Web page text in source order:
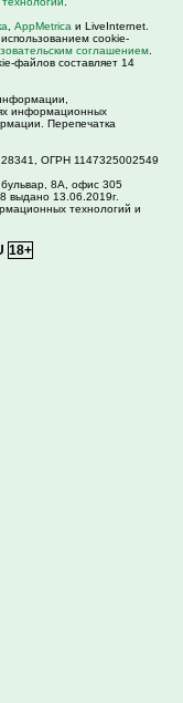
AppMetrica и LiveInternet.
cookie-
соглашением
файлов составляет 14
информационных
Перепечатка
ОГРН 1147325002549
бульвар, 8А, офис 305
выдано 13.06.2019г.
технологий и
18+